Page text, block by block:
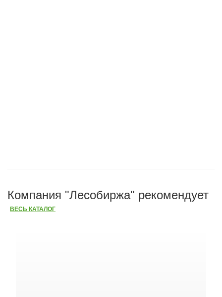
Компания "Лесобиржа" рекомендует
ВЕСЬ КАТАЛОГ